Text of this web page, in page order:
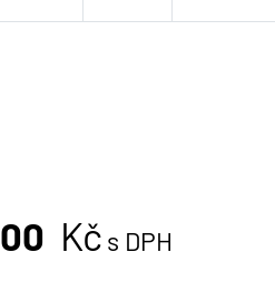
Kč s DPH